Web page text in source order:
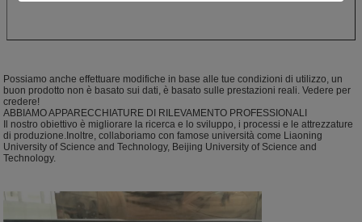
Possiamo anche effettuare modifiche in base alle tue condizioni di utilizzo, un
buon prodotto non è basato sui dati, è basato sulle prestazioni reali. Vedere per
credere!
ABBIAMO APPARECCHIATURE DI RILEVAMENTO PROFESSIONALI
Il nostro obiettivo è migliorare la ricerca e lo sviluppo, i processi e le attrezzature
di produzione.Inoltre, collaboriamo con famose università come Liaoning
University of Science and Technology, Beijing University of Science and
Technology.